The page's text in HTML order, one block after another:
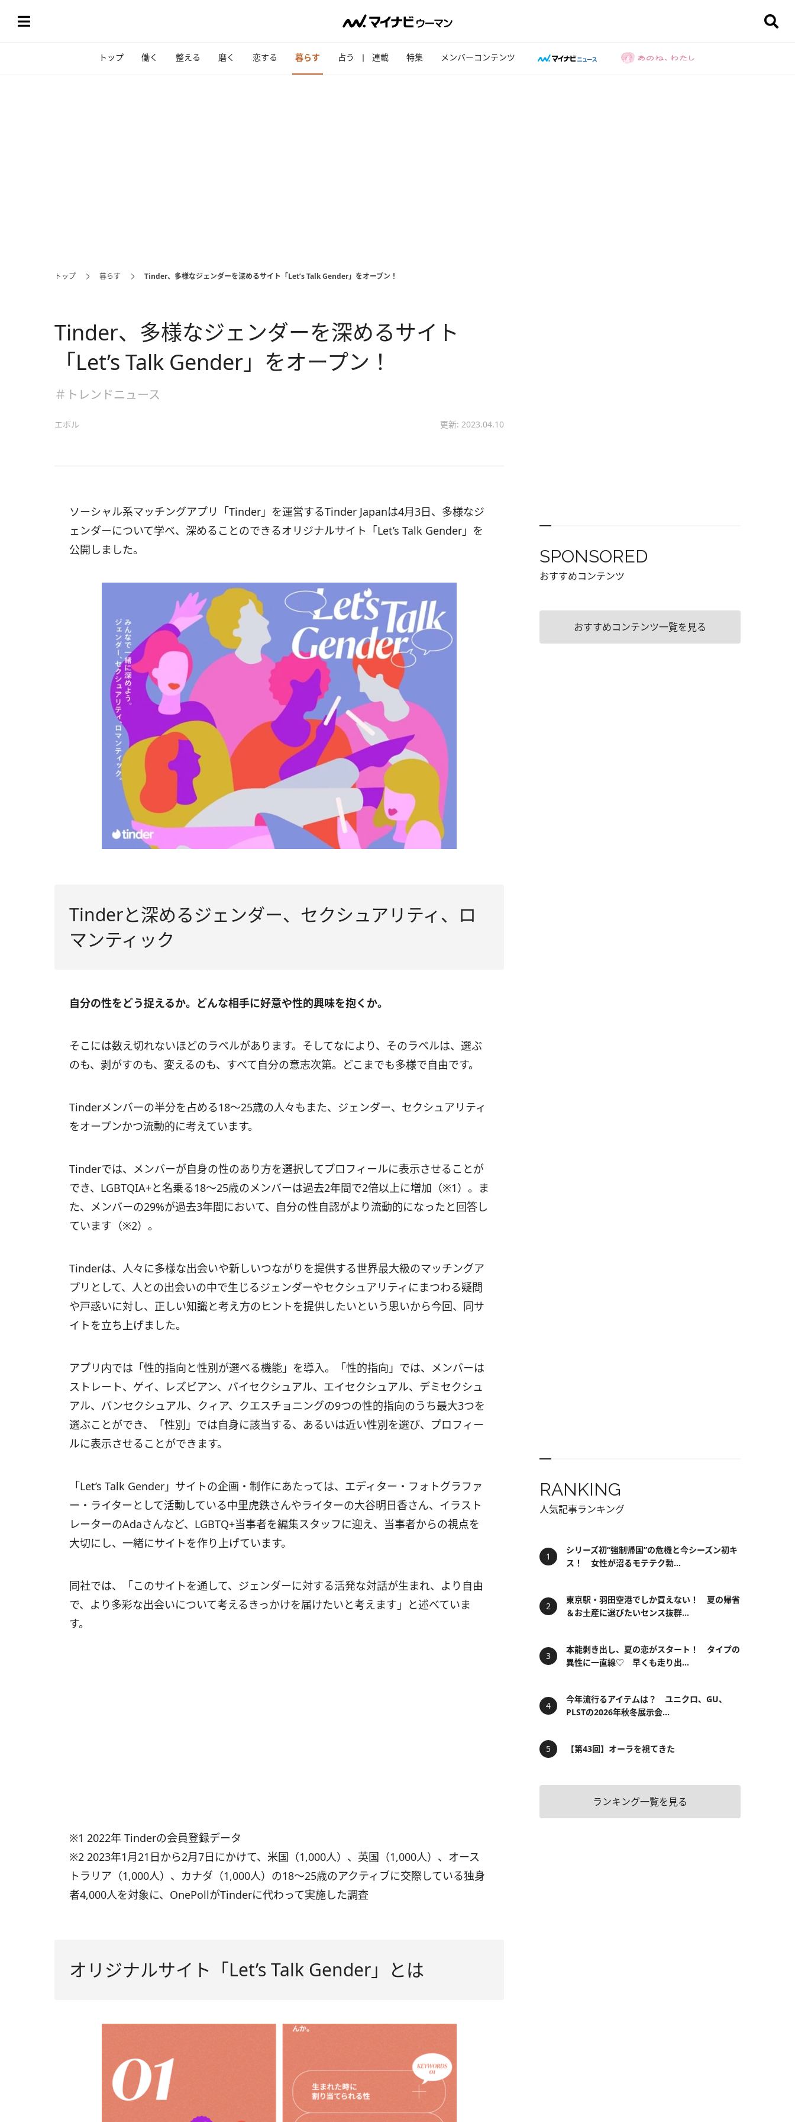
トップ 働く 整える 磨く 恋する 暮らす 占う 連載 特集 メンバーコンテンツ
トップ 暮らす Tinder、多様なジェンダーを深めるサイト「Let’s Talk Gender」をオープン！
Tinder、多様なジェンダーを深めるサイト
「Let’s Talk Gender」をオープン！
＃トレンドニュース
エボル 更新: 2023.04.10
ソーシャル系マッチングアプリ「Tinder」を運営するTinder Japanは4月3日、多様なジ
ェンダーについて学べ、深めることのできるオリジナルサイト「Let’s Talk Gender」を
公開しました。
Tinderと深めるジェンダー、セクシュアリティ、ロ
マンティック
自分の性をどう捉えるか。どんな相手に好意や性的興味を抱くか。
そこには数え切れないほどのラベルがあります。そしてなにより、そのラベルは、選ぶ
のも、剥がすのも、変えるのも、すべて自分の意志次第。どこまでも多様で自由です。
Tinderメンバーの半分を占める18～25歳の人々もまた、ジェンダー、セクシュアリティ
をオープンかつ流動的に考えています。
Tinderでは、メンバーが自身の性のあり方を選択してプロフィールに表示させることが
でき、LGBTQIA+と名乗る18～25歳のメンバーは過去2年間で2倍以上に増加（※1）。ま
た、メンバーの29%が過去3年間において、自分の性自認がより流動的になったと回答し
ています（※2）。
Tinderは、人々に多様な出会いや新しいつながりを提供する世界最大級のマッチングア
プリとして、人との出会いの中で生じるジェンダーやセクシュアリティにまつわる疑問
や戸惑いに対し、正しい知識と考え方のヒントを提供したいという思いから今回、同サ
イトを立ち上げました。
アプリ内では「性的指向と性別が選べる機能」を導入。「性的指向」では、メンバーは
ストレート、ゲイ、レズビアン、バイセクシュアル、エイセクシュアル、デミセクシュ
アル、パンセクシュアル、クィア、クエスチョニングの9つの性的指向のうち最大3つを
選ぶことができ、「性別」では自身に該当する、あるいは近い性別を選び、プロフィー
ルに表示させることができます。
「Let’s Talk Gender」サイトの企画・制作にあたっては、エディター・フォトグラファ
ー・ライターとして活動している中里虎鉄さんやライターの大谷明日香さん、イラスト
レーターのAdaさんなど、LGBTQ+当事者を編集スタッフに迎え、当事者からの視点を
大切にし、一緒にサイトを作り上げています。
同社では、「このサイトを通して、ジェンダーに対する活発な対話が生まれ、より自由
で、より多彩な出会いについて考えるきっかけを届けたいと考えます」と述べていま
す。
※1 2022年 Tinderの会員登録データ
※2 2023年1月21日から2月7日にかけて、米国（1,000人）、英国（1,000人）、オース
トラリア（1,000人）、カナダ（1,000人）の18〜25歳のアクティブに交際している独身
者4,000人を対象に、OnePollがTinderに代わって実施した調査
オリジナルサイト「Let’s Talk Gender」とは
SPONSORED
おすすめコンテンツ
おすすめコンテンツ一覧を見る
RANKING
人気記事ランキング
シリーズ初“強制帰国”の危機と今シーズン初キ
ス！ 女性が沼るモテテク勃...
東京駅・羽田空港でしか買えない！ 夏の帰省
＆お土産に選びたいセンス抜群...
本能剥き出し、夏の恋がスタート！ タイプの
異性に一直線♡ 早くも走り出...
今年流行るアイテムは？ ユニクロ、GU、
PLSTの2026年秋冬展示会...
【第43回】オーラを視てきた
ランキング一覧を見る